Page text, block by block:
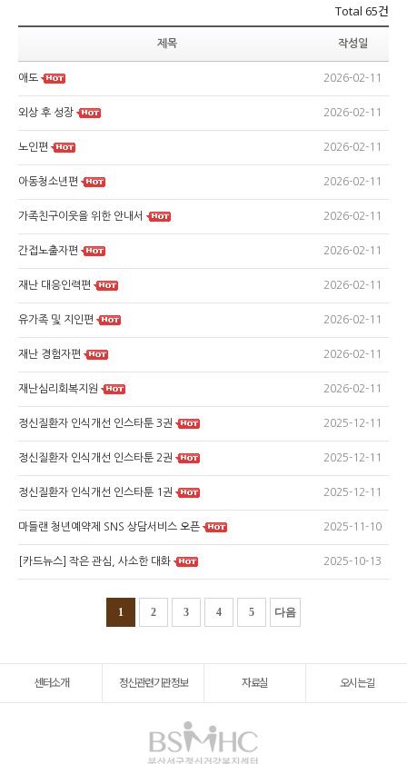
Total 65건
제목 작성일
애도 2026-02-11
외상 후 성장 2026-02-11
노인편 2026-02-11
아동청소년편 2026-02-11
가족친구이웃을 위한 안내서 2026-02-11
간접노출자편 2026-02-11
재난 대응인력편 2026-02-11
유가족 및 지인편 2026-02-11
재난 경험자편 2026-02-11
재난심리회복지원 2026-02-11
정신질환자 인식개선 인스타툰 3권 2025-12-11
정신질환자 인식개선 인스타툰 2권 2025-12-11
정신질환자 인식개선 인스타툰 1권 2025-12-11
마들랜 청년예약제 SNS 상담서비스 오픈 2025-11-10
[카드뉴스] 작은 관심, 사소한 대화 2025-10-13
1 2 3 4 5 다음
센터소개 정신관련기관정보 자료실 오시는길